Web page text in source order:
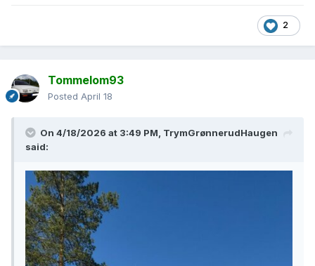
2
Tommelom93
Posted April 18
On 4/18/2026 at 3:49 PM, TrymGrønnerudHaugen
said: